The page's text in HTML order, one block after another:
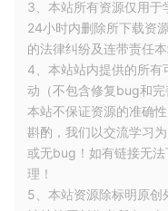
3、本站所有资源仅用于
24小时内删除所下载资
的法律纠纷及连带责任
4、本站站内提供的所有
动（不包含修复bug和
本站不保证资源的准确
斟酌，我们以交流学习
或无bug！如有链接无
理！
5、本站资源除标明原创